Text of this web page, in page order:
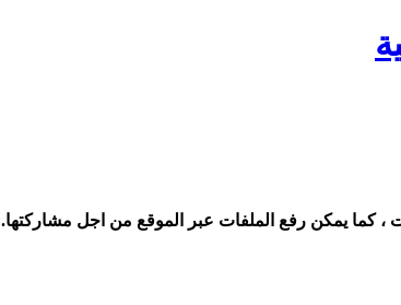
كما يمكن رفع الملفات عبر الموقع من اجل مشاركتها.